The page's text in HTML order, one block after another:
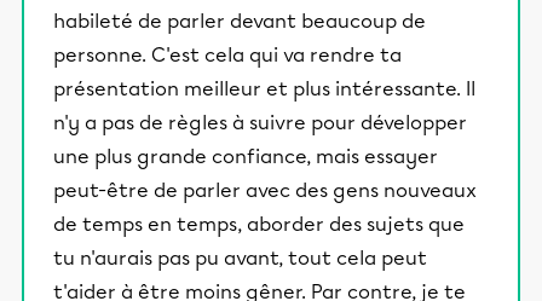
habileté de parler devant beaucoup de
personne. C'est cela qui va rendre ta
présentation meilleur et plus intéressante. Il
n'y a pas de règles à suivre pour développer
une plus grande confiance, mais essayer
peut-être de parler avec des gens nouveaux
de temps en temps, aborder des sujets que
tu n'aurais pas pu avant, tout cela peut
t'aider à être moins gêner. Par contre, je te